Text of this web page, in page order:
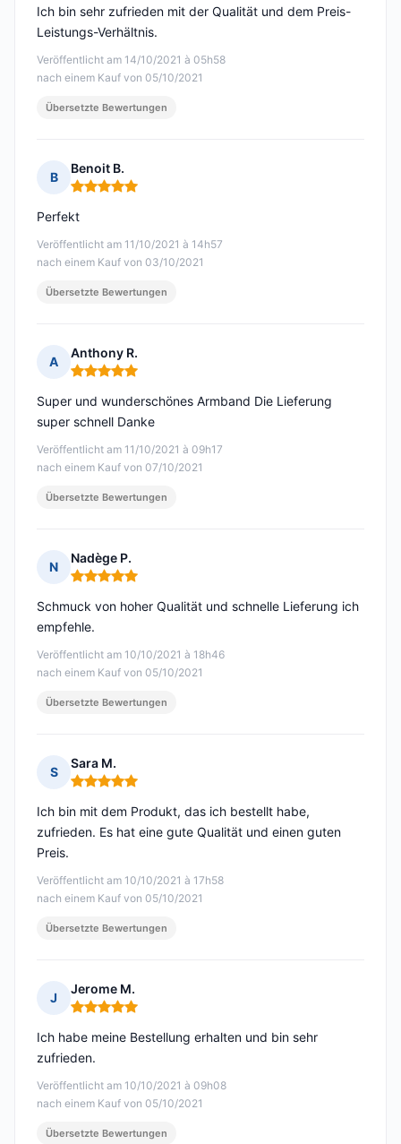
Veröffentlicht am 14/10/2021 à 05h58
nach einem Kauf von 05/10/2021
Ich bin sehr zufrieden mit der Qualität und dem Preis-
Leistungs-Verhältnis.
Übersetzte Bewertungen
B
Benoit B.
Hinweis: 5 von 5
Veröffentlicht am 11/10/2021 à 14h57
nach einem Kauf von 03/10/2021
Perfekt
Übersetzte Bewertungen
A
Anthony R.
Hinweis: 5 von 5
Veröffentlicht am 11/10/2021 à 09h17
nach einem Kauf von 07/10/2021
Super und wunderschönes Armband Die Lieferung
super schnell Danke
Übersetzte Bewertungen
N
Nadège P.
Hinweis: 5 von 5
Veröffentlicht am 10/10/2021 à 18h46
nach einem Kauf von 05/10/2021
Schmuck von hoher Qualität und schnelle Lieferung ich
empfehle.
Übersetzte Bewertungen
S
Sara M.
Hinweis: 5 von 5
Veröffentlicht am 10/10/2021 à 17h58
nach einem Kauf von 05/10/2021
Ich bin mit dem Produkt, das ich bestellt habe,
zufrieden. Es hat eine gute Qualität und einen guten
Preis.
Übersetzte Bewertungen
J
Jerome M.
Hinweis: 5 von 5
Veröffentlicht am 10/10/2021 à 09h08
nach einem Kauf von 05/10/2021
Ich habe meine Bestellung erhalten und bin sehr
zufrieden.
Übersetzte Bewertungen